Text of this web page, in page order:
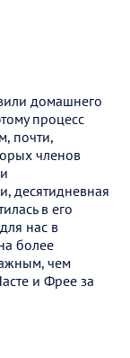
домашнего
процесс
почти,
членов
десятидневная
в его
нас в
более
чем
и Фрее за